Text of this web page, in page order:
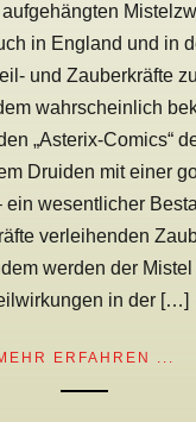
in England und in
und Zauberkräfte
wahrscheinlich
„Asterix-Comics“
Druiden mit einer
ein wesentlicher
verleihenden
werden der
in der […]
ERFAHREN ...